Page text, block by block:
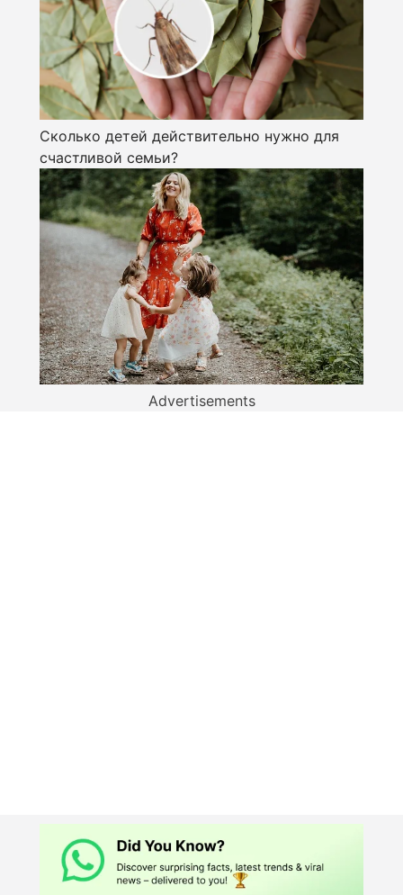
Сколько детей действительно нужно для
счастливой семьи?
Advertisements